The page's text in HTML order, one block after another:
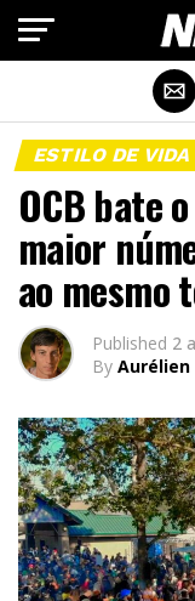
ESTILO DE VIDA
OCB bate
maior
ao mesmo
Published 2
By Aurélien